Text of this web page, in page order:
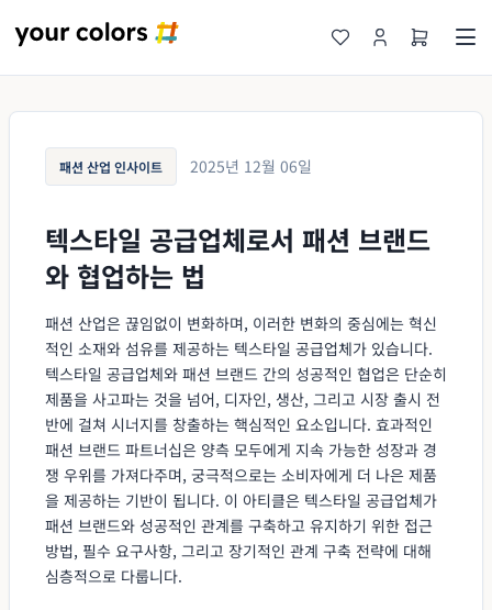
패션 산업 인사이트 2025년 12월 06일
텍스타일 공급업체로서 패션 브랜드
와 협업하는 법
패션 산업은 끊임없이 변화하며, 이러한 변화의 중심에는 혁신
적인 소재와 섬유를 제공하는 텍스타일 공급업체가 있습니다.
텍스타일 공급업체와 패션 브랜드 간의 성공적인 협업은 단순히
제품을 사고파는 것을 넘어, 디자인, 생산, 그리고 시장 출시 전
반에 걸쳐 시너지를 창출하는 핵심적인 요소입니다. 효과적인
패션 브랜드 파트너십은 양측 모두에게 지속 가능한 성장과 경
쟁 우위를 가져다주며, 궁극적으로는 소비자에게 더 나은 제품
을 제공하는 기반이 됩니다. 이 아티클은 텍스타일 공급업체가
패션 브랜드와 성공적인 관계를 구축하고 유지하기 위한 접근
방법, 필수 요구사항, 그리고 장기적인 관계 구축 전략에 대해
심층적으로 다룹니다.